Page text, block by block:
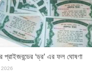
প্রাইজবন্ডের ‘ড্র’ এর ফল ঘোষণা
2026